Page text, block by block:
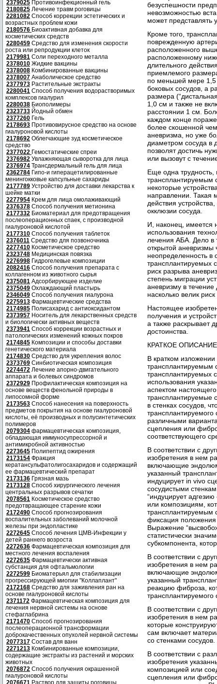
2379025 Противоинфекционный гель
2180825 Лечение травм роговицы
2281082 Способ коррекции эстетических и
возрастных проблем кожи
2180576 Биоактивная добавка для
косметических средств
2280459 Средство для изменения скорости
роста или репродукции клеток
2179981 Соли переходного металла
2378010 Жидкие вакцины
2378008 Комбинированные вакцины
2378007 Анаболическое средство
2377973 Растительные экстракты
2280041 Способ получения водорастворимых
комплексов гиалурил
2280038 Биополимеры
2323733 Йодный обмен
2377260 Гель
2178693 Противовирусное средство на основе
гиалуроновой кислоты
2178692 Облегчающие зуд косметическое
средство
2377022 Гемостатические спреи
2376982 Увлажняющая сыворотка для лица
2376974 Трансдермальный гель для лица
2362784 Гипо-и гиперацетилированные
менингокковые капсульные сахариды
2177789 Устройство для доставки лекарства к
шейке матки
2277954 Крем для лица омолаживающий
2376378 Способ получения метионина
2177332 Биоматериал для предотвращения
послеоперационных спаек, с производной
гиалуроновой кислотой
2177310 Способ получения таблеток
2376011 Средство для позвоночника
2277410 Косметическое средство
2323748 Медицинская повязка
2276998 Гидрогелевые композиции
2082416 Способ получения препарата с
коллагенном из животного сырья
2375081 Адсорбирующее изделие
2375049 Охлаждающий пластырь
2346049 Способ получения гиалурона
2275913 Фармацевтические средства
2174985 Полисахарид с антиоксидантом
2373957 Носитель для лекарственных средств
и биологически активных веществ
2373941 Способ коррекции возрастных и
патологических изменений кожных покров
2174845 Композиции и способы доставки
генетического материала
2174830 Средство для укрепления волос
2373769 Синбиотическая композиция
2274472 Лечение апорно-двигательного
аппарата и болевых синдромов
2372929 Профилактическая композиция на
основе веществ фенольной природы в
липосомной форме
2173563 Способ нанесения на поверхность
предметов покрытия на основе гиалуроновой
кислоты, её производных и полусинтетических
полимеров
2079304 фармацевтическая композиция,
обладающая иммуносупрессорной и
антимикробной активностью
2273645 Полипептид ожирения
2173154 Фракция
кератансульфатолигосахаридов и содержащий
ее фармацевтический препарат
2173136 Грязная мазь
2173128 Способ хирургического лечения
центральных разрывов сечатки
2078561 Косметическое средство
предотвращающее старение кожи
2172490 Способ прогнозирования
воспалительных заболеваний молочной
железы при эндопластике
2272645 Способ лечения ЦМВ-Инфекции у
детей раннего возроста
2272636 Фармацевтическая композиция для
местного лечения воспаления
2272635 Фармацевтически активная
субстанция для офтальмологии
2272599 Биоматерьял для стабилизации
прогрессирующей миопии "Коллаплант"
2172168 Средство для заживления ран на
основе гиалуроновой кислоты
2371172 Фармацевтическая композиция для
лечения нервной системы на основе
стефаглабрина
2171470 Способ прогнозирования
послеоперационной трансформации
доброкачественных опухолей нервной системы
2077317 Состав для ванн
2271213 Комбинированные композиции,
содержащие экстракты из растений и морских
животных
2076872 Способ получения окрашенной
гиалуроновой кислоты
2076671 Раствор для защиты роговицы
безуспешности
невозможностью
может представлять
Кроме того,
поврежденную
расположенного
расположенному
длительного
приемлемого
по меньшей мере 1,5
боковых сосудов, а
размера
1,0 см и также не
расстоянии 1 см.
каждом конце
более скошенной
аневризма, но уже
диаметром сосуда в
позволят достичь
или вызовут с
Еще одна
трансплантируемым
некоторые
направлении. Такая
действия
окклюзии сосуда.
И, наконец, имеется
использования
лечения АБА. Дело в
открытой аневризмы
неопределенность в
трансплантируемых
риск разрыва
степень миграции
аневризму в течение
насколько велик
Настоящее
получения и
а также раскрывает
достоинства.
КРАТКОЕ
В кратком
трансплантируемым
трансплантируемых
использования
аспектом
трансплантируемые
в стенках сосудов,
трансплантируемого
различными
сцепления или
соответствующего
В соответствии с
изобретения в нем
включающие
указанный
индуцирует in vivo
сосудистыми
“индуцирует
или композициям,
трансплантируемым
фиксация положения
Выражение
статистически
субкомпонента,
В соответствии с
изобретения в нем
включающие
указанный
реакцию фиброза,
трансплантируемого
В соответствии с
изобретения в нем
которые
сам включает
со стенками сосудов.
В соответствии с
изобретения
композицией или
сцепления или